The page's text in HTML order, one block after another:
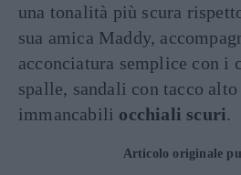
una tonalità più scura
sua amica Maddy,
acconciatura semplice con
spalle, sandali con tacco
immancabili occhiali scuri.
Articolo originale